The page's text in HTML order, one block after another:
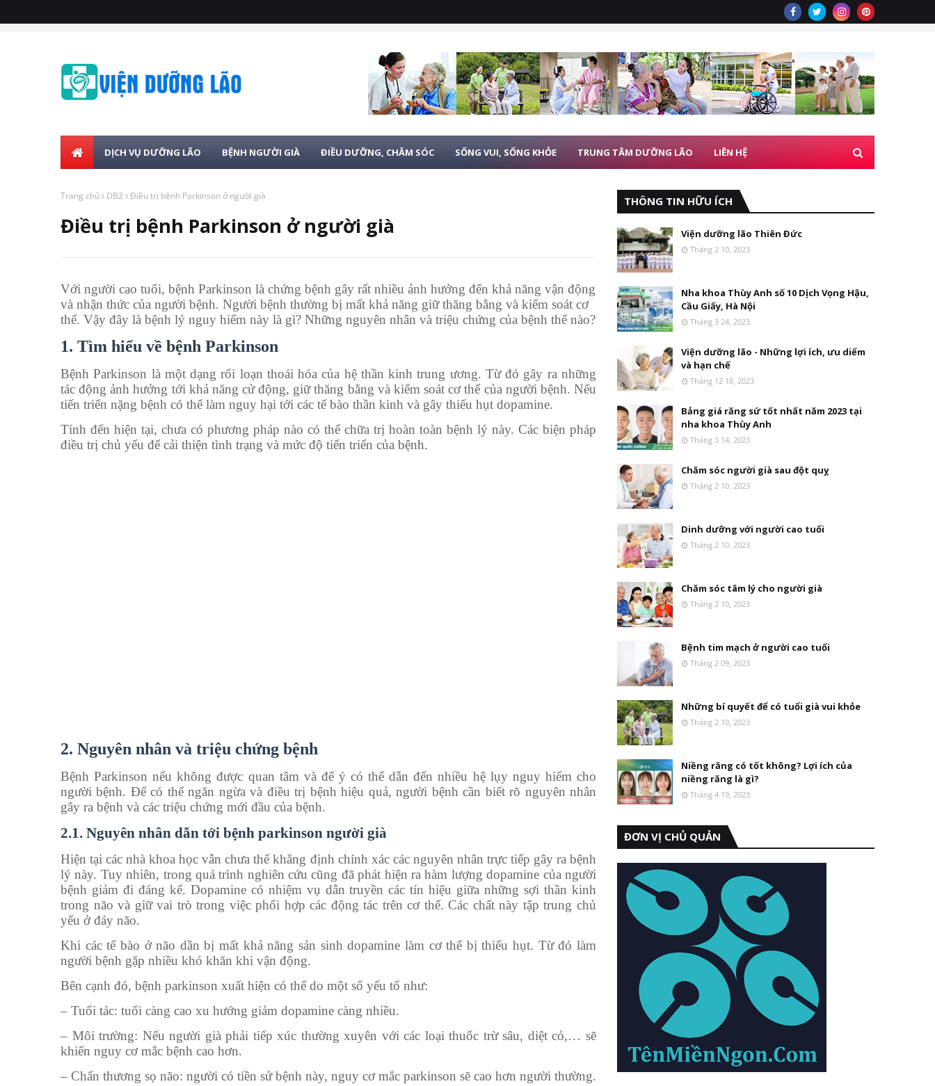
DỊCH VỤ DƯỠNG LÃO BỆNH NGƯỜI GIÀ ĐIỀU DƯỠNG, CHĂM SÓC SỐNG VUI, SỐNG KHỎE TRUNG TÂM DƯỠNG LÃO LIÊN HỆ
Trang chủ DB2 Điều trị bệnh Parkinson ở người già
Điều trị bệnh Parkinson ở người già
Với người cao tuổi, bệnh Parkinson là chứng bệnh gây rất nhiều ảnh hưởng đến khả năng vận động
và nhận thức của người bệnh. Người bệnh thường bị mất khả năng giữ thăng bằng và kiểm soát cơ
thể. Vậy đây là bệnh lý nguy hiểm này là gì? Những nguyên nhân và triệu chứng của bệnh thế nào?
1. Tìm hiểu về bệnh Parkinson
Bệnh Parkinson là một dạng rối loạn thoái hóa của hệ thần kinh trung ương. Từ đó gây ra những
tác động ảnh hưởng tới khả năng cử động, giữ thăng bằng và kiểm soát cơ thể của người bệnh. Nếu
tiến triển nặng bệnh có thể làm nguy hại tới các tế bào thần kinh và gây thiếu hụt dopamine.
Tính đến hiện tại, chưa có phương pháp nào có thể chữa trị hoàn toàn bệnh lý này. Các biện pháp
điều trị chủ yếu để cải thiện tình trạng và mức độ tiến triển của bệnh.
2. Nguyên nhân và triệu chứng bệnh
Bệnh Parkinson nếu không được quan tâm và để ý có thể dẫn đến nhiều hệ lụy nguy hiểm cho
người bệnh. Để có thể ngăn ngừa và điều trị bệnh hiệu quả, người bệnh cần biết rõ nguyên nhân
gây ra bệnh và các triệu chứng mới đầu của bệnh.
2.1. Nguyên nhân dẫn tới bệnh parkinson người già
Hiện tại các nhà khoa học vẫn chưa thể khẳng định chính xác các nguyên nhân trực tiếp gây ra bệnh
lý này. Tuy nhiên, trong quá trình nghiên cứu cũng đã phát hiện ra hàm lượng dopamine của người
bệnh giảm đi đáng kể. Dopamine có nhiệm vụ dẫn truyền các tín hiệu giữa những sợi thần kinh
trong não và giữ vai trò trong việc phối hợp các động tác trên cơ thể. Các chất này tập trung chủ
yếu ở đáy não.
Khi các tế bào ở não dần bị mất khả năng sản sinh dopamine làm cơ thể bị thiếu hụt. Từ đó làm
người bệnh gặp nhiều khó khăn khi vận động.
Bên cạnh đó, bệnh parkinson xuất hiện có thể do một số yếu tố như:
– Tuổi tác: tuổi càng cao xu hướng giảm dopamine càng nhiều.
– Môi trường: Nếu người già phải tiếp xúc thường xuyên với các loại thuốc trừ sâu, diệt cỏ,… sẽ
khiến nguy cơ mắc bệnh cao hơn.
– Chấn thương sọ não: người có tiền sử bệnh này, nguy cơ mắc parkinson sẽ cao hơn người thường.
THÔNG TIN HỮU ÍCH
Viện dưỡng lão Thiên Đức
Tháng 2 10, 2023
Nha khoa Thùy Anh số 10 Dịch Vọng Hậu,
Cầu Giấy, Hà Nội
Tháng 3 24, 2023
Viện dưỡng lão - Những lợi ích, ưu diểm
và hạn chế
Tháng 12 18, 2023
Bảng giá răng sứ tốt nhất năm 2023 tại
nha khoa Thùy Anh
Tháng 3 14, 2023
Chăm sóc người già sau đột quỵ
Tháng 2 10, 2023
Dinh dưỡng với người cao tuổi
Tháng 2 10, 2023
Chăm sóc tâm lý cho người già
Tháng 2 10, 2023
Bệnh tim mạch ở người cao tuổi
Tháng 2 09, 2023
Những bí quyết để có tuổi già vui khỏe
Tháng 2 10, 2023
Niềng răng có tốt không? Lợi ích của
niềng răng là gì?
Tháng 4 19, 2023
ĐƠN VỊ CHỦ QUẢN